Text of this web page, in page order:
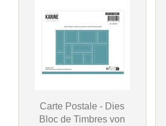
Carte Postale - Dies
Bloc de Timbres von